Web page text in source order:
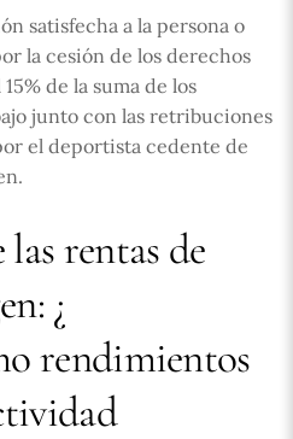
satisfecha a la persona o
la cesión de los derechos
de la suma de los
junto con las retribuciones
el deportista cedente de
rentas de
¿
rendimientos